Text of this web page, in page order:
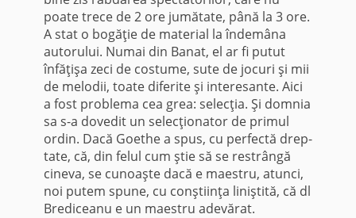
poate trece de 2 ore jumătate, până la 3 ore.
A stat o bogăţie de material la îndemâna
autorului. Numai din Banat, el ar fi putut
înfăţişa zeci de costume, sute de jocuri şi mii
de melodii, toate diferite şi interesante. Aici
a fost problema cea grea: selecţia. Şi domnia
sa s-a dovedit un selecţionator de primul
ordin. Dacă Goethe a spus, cu perfectă drep­
tate, că, din felul cum ştie să se restrângă
cineva, se cunoaşte dacă e maestru, atunci,
noi putem spune, cu conştiinţa liniştită, că dl
Brediceanu e un maestru adevărat.